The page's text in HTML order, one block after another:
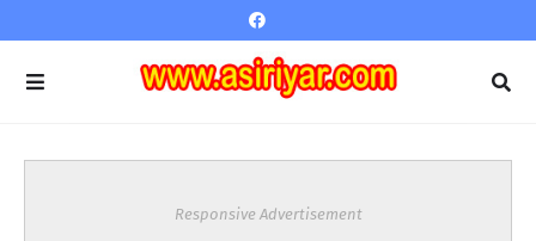
Responsive Advertisement